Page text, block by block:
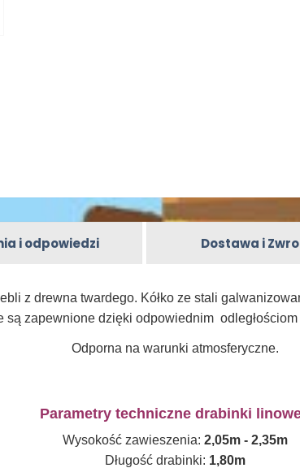
i odpowiedzi Dostawa i
z drewna twardego. Kółko ze stali
zapewnione dzięki odpowiednim
Odporna na warunki atmosferyczne.
Parametry techniczne drabinki
Wysokość zawieszenia: 2,05m - 2,35m
Długość drabinki: 1,80m